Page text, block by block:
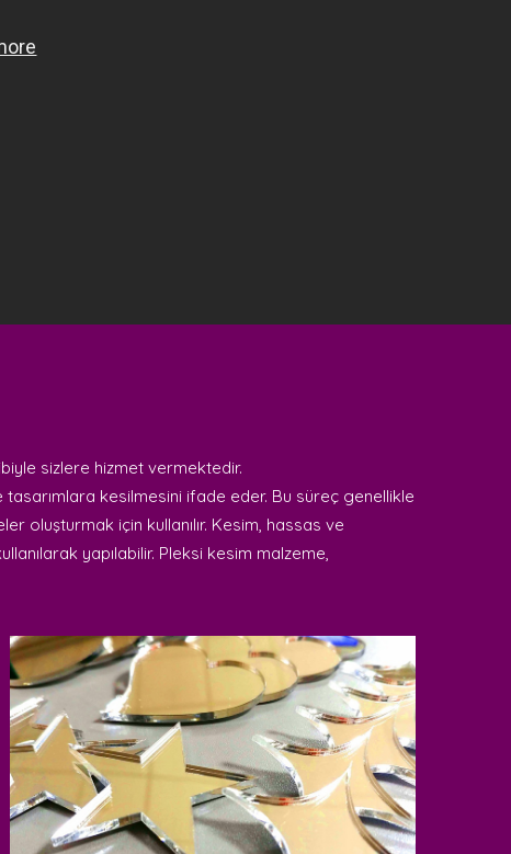
sizlere hizmet vermektedir.
kesilmesini ifade eder. Bu süreç genellikle
için kullanılır. Kesim, hassas ve
yapılabilir. Pleksi kesim malzeme,